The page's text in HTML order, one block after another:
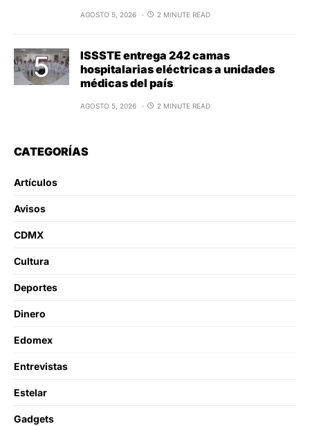
AGOSTO 5, 2026 2 MINUTE READ
ISSSTE entrega 242 camas
hospitalarias eléctricas a unidades
médicas del país
AGOSTO 5, 2026 2 MINUTE READ
CATEGORÍAS
Artículos
Avisos
CDMX
Cultura
Deportes
Dinero
Edomex
Entrevistas
Estelar
Gadgets